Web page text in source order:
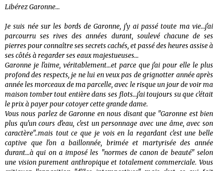
Libérez Garonne...
Je suis née sur les bords de Garonne, j'y ai passé toute ma vie...j'ai
parcourru ses rives des années durant, soulevé chacune de ses
pierres pour connaître ses secrets cachés, et passé des heures assise à
ses côtés à regarder ses eaux majestueuses...
Garonne je l'aime, véritablement...et parce que j'ai pour elle le plus
profond des respects, je ne lui en veux pas de grignotter année après
année les morceaux de ma parcelle, avec le risque un jour de voir ma
maison tomber tout entière dans ses flots...j'ai toujours su que c'était
le prix à payer pour cotoyer cette grande dame.
Vous nous parlez de Garonne en nous disant que "Garonne est bien
plus qu'un cours d'eau, c'est un personnage avec une âme, avec son
caractère"..mais tout ce que je vois en la regardant c'est une belle
captive que l'on a baillonnée, brimée et martyrisée des année
durant...à qui on a imposé les "normes de canon de beauté" selon
une vision purement anthropique et totalement commerciale. Vous